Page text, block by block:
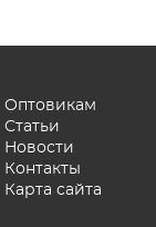
Оптовикам
Статьи
Новости
Контакты
Карта сайта